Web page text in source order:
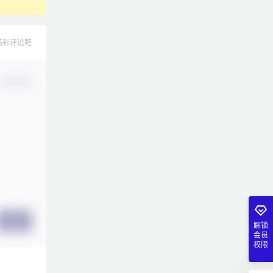
彩评论吧
解锁
会员
权限